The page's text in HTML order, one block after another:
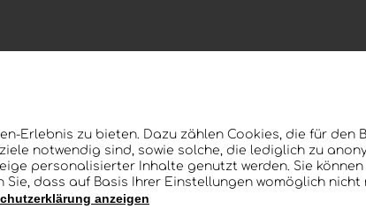
und Weiterentwicklung von
Erlebnis zu bieten. Dazu zählen Cookies, die für den
notwendig sind, sowie solche, die lediglich zu
personalisierter Inhalte genutzt werden. Sie
dass auf Basis Ihrer Einstellungen womöglich nicht
anzeigen